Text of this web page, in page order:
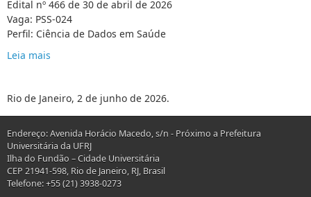
Edital nº 466 de 30 de abril de 2026
Vaga: PSS-024
Perfil: Ciência de Dados em Saúde
Leia mais
Rio de Janeiro, 2 de junho de 2026.
Endereço: Avenida Horácio Macedo, s/n - Próximo a Prefeitura
Universitária da UFRJ
Ilha do Fundão – Cidade Universitária
CEP 21941-598, Rio de Janeiro, RJ, Brasil
Telefone: +55 (21) 3938-0273